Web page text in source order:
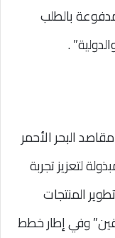
مدفوعة بالطلب
.
البحر الأحمر
لتعزيز تجربة
المنتجات
وفي إطار خطط